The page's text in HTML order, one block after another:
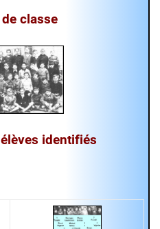
de classe
élèves identifiés